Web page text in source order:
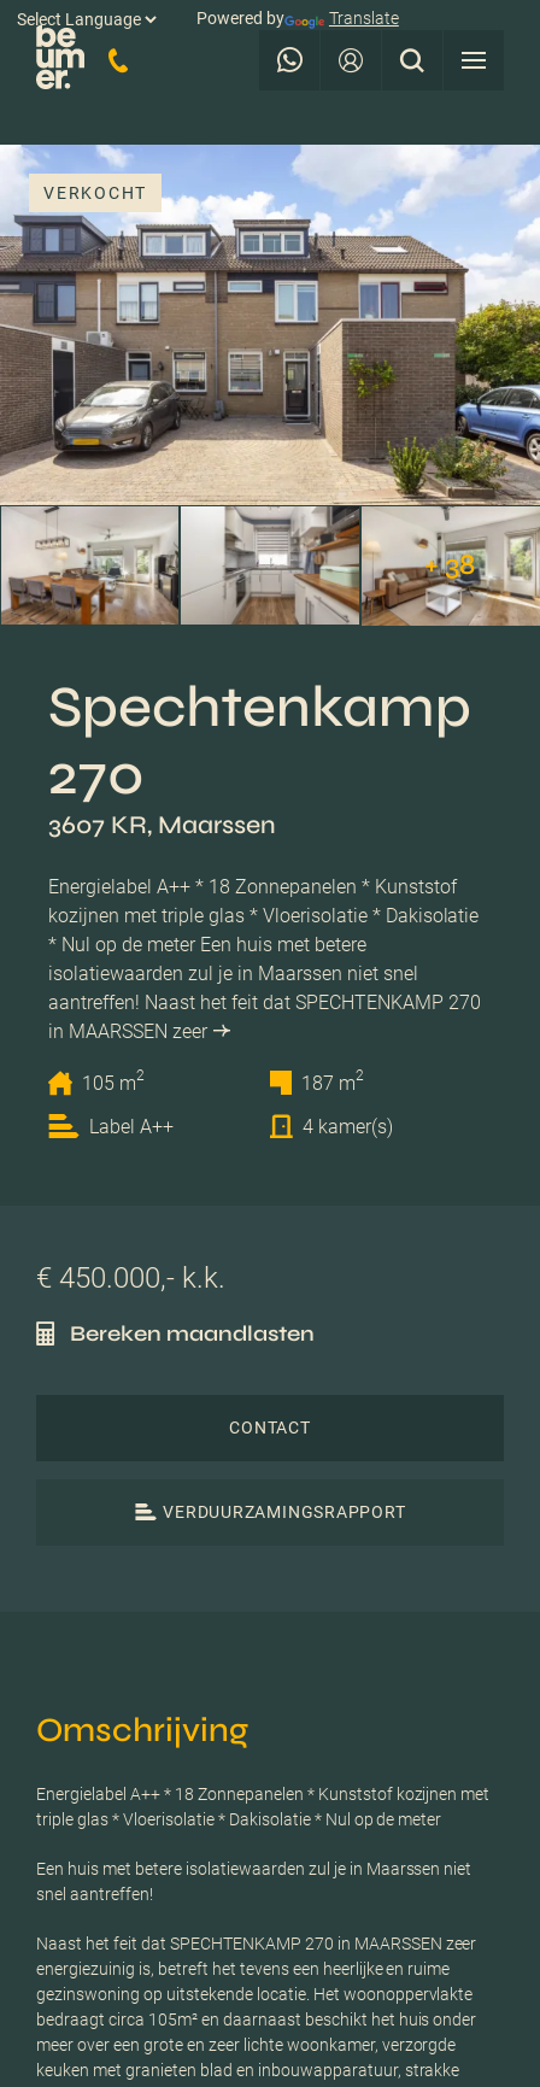
Powered by Translate
VERKOCHT
+ 38
Spechtenkamp
270
3607 KR, Maarssen
Energielabel A++ * 18 Zonnepanelen * Kunststof
kozijnen met triple glas * Vloerisolatie * Dakisolatie
* Nul op de meter Een huis met betere
isolatiewaarden zul je in Maarssen niet snel
aantreffen! Naast het feit dat SPECHTENKAMP 270
in MAARSSEN zeer
105 m2 187 m2
Label A++ 4 kamer(s)
€ 450.000,- k.k.
Bereken maandlasten
CONTACT
VERDUURZAMINGSRAPPORT
Omschrijving
Energielabel A++ * 18 Zonnepanelen * Kunststof kozijnen met
triple glas * Vloerisolatie * Dakisolatie * Nul op de meter
Een huis met betere isolatiewaarden zul je in Maarssen niet
snel aantreffen!
Naast het feit dat SPECHTENKAMP 270 in MAARSSEN zeer
energiezuinig is, betreft het tevens een heerlijke en ruime
gezinswoning op uitstekende locatie. Het woonoppervlakte
bedraagt circa 105m² en daarnaast beschikt het huis onder
meer over een grote en zeer lichte woonkamer, verzorgde
keuken met granieten blad en inbouwapparatuur, strakke